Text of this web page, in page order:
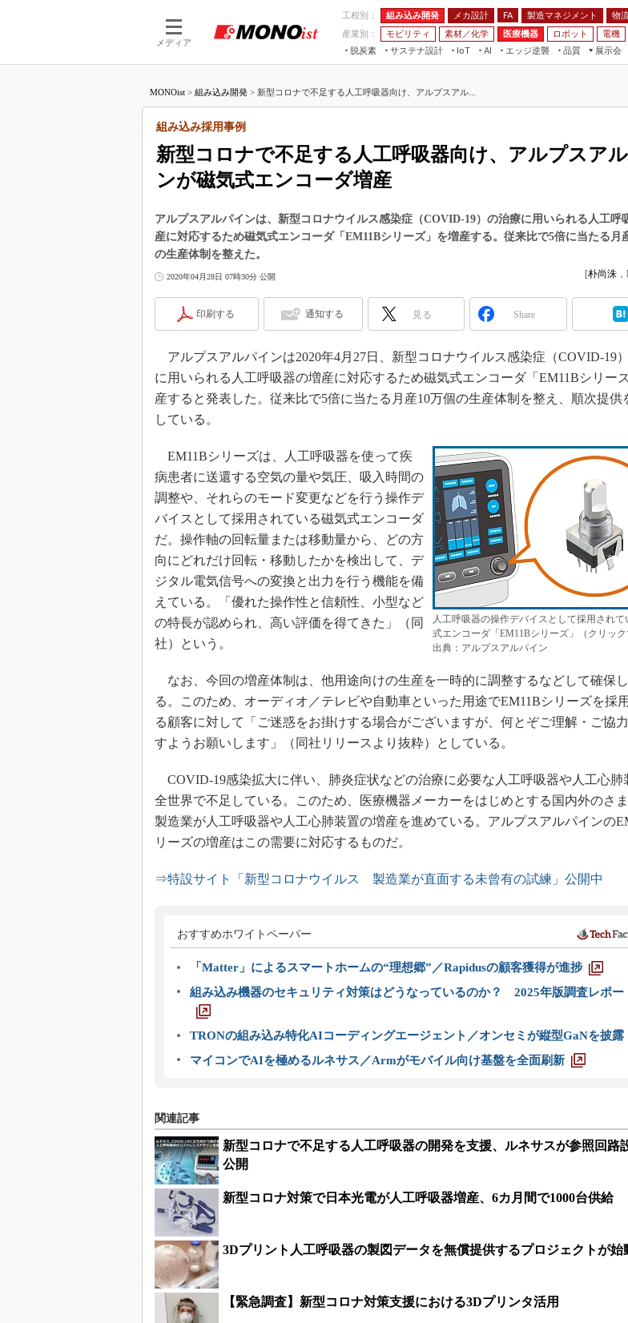
メディア
工程別： 組み込み開発 メカ設計 FA 製造マネジメント 物
産業別：
モビリティ 素材／化学 医療機器 ロボット 電機
脱炭素
サステナ設計
IoT
つながる工場
AI
AI×設備保全
エッジ逆襲 品質
展示会
JIMTOF
IIFES
TECHNO-FRONTIER
EdgeTech+
日本ものづくりワールド
AUTOMOTIVE WORLD
産業オープンネット展
つながるクルマ
フィールドサービス
組み込み画像技術
組み込みモデリング
ISO26262
3Dプリンタ
イノベーション
製造業ビッグデータ
メイドインジャパン
植物工場
知財マネジメント
海外生産
グローバル設計・開発
制御セキュリティ
MONOist > 組み込み開発 > 新型コロナで不足する人工呼吸器向け、アルプスアル...
新型コロナで不足する人工呼吸器向け、アルプスア
ンが磁気式エンコーダ増産
組み込み採用事例
アルプスアルパインは、新型コロナウイルス感染症（COVID-19）の治療に用いられる人工呼
産に対応するため磁気式エンコーダ「EM11Bシリーズ」を増産する。従来比で5倍に当たる月
の生産体制を整えた。
2020年04月28日 07時30分 公開 [朴尚洙 ，
印刷する 通知する 見る Share
アルプスアルパインは2020年4月27日、新型コロナウイルス感染症（COVID-19
に用いられる人工呼吸器の増産に対応するため磁気式エンコーダ「EM11Bシリー
産すると発表した。従来比で5倍に当たる月産10万個の生産体制を整え、順次提供
している。
人工呼吸器の操作デバイスとして採用されて
式エンコーダ「EM11Bシリーズ」（クリック
出典：アルプスアルパイン
EM11Bシリーズは、人工呼吸器を使って疾
病患者に送還する空気の量や気圧、吸入時間の
調整や、それらのモード変更などを行う操作デ
バイスとして採用されている磁気式エンコーダ
だ。操作軸の回転量または移動量から、どの方
向にどれだけ回転・移動したかを検出して、デ
ジタル電気信号への変換と出力を行う機能を備
えている。「優れた操作性と信頼性、小型など
の特長が認められ、高い評価を得てきた」（同
社）という。
なお、今回の増産体制は、他用途向けの生産を一時的に調整するなどして確保
る。このため、オーディオ／テレビや自動車といった用途でEM11Bシリーズを採
る顧客に対して「ご迷惑をお掛けする場合がございますが、何とぞご理解・ご協
すようお願いします」（同社リリースより抜粋）としている。
COVID-19感染拡大に伴い、肺炎症状などの治療に必要な人工呼吸器や人工心肺
全世界で不足している。このため、医療機器メーカーをはじめとする国内外のさ
製造業が人工呼吸器や人工心肺装置の増産を進めている。アルプスアルパインの
リーズの増産はこの需要に対応するものだ。
⇒特設サイト「新型コロナウイルス 製造業が直面する未曾有の試練」公開中
おすすめホワイトペーパー
「Matter」によるスマートホームの“理想郷”／Rapidusの顧客獲得が進捗
組み込み機器のセキュリティ対策はどうなっているのか？ 2025年版調査レポー
TRONの組み込み特化AIコーディングエージェント／オンセミが縦型GaNを披露
マイコンでAIを極めるルネサス／Armがモバイル向け基盤を全面刷新
関連記事
新型コロナで不足する人工呼吸器の開発を支援、ルネサスが参照回路
公開
新型コロナ対策で日本光電が人工呼吸器増産、6カ月間で1000台供給
3Dプリント人工呼吸器の製図データを無償提供するプロジェクトが始
【緊急調査】新型コロナ対策支援における3Dプリンタ活用